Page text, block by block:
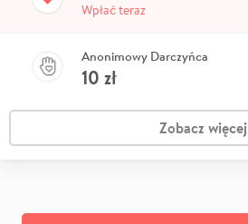
Wpłać teraz
Anonimowy Darczyńca
10 zł
Zobacz więcej